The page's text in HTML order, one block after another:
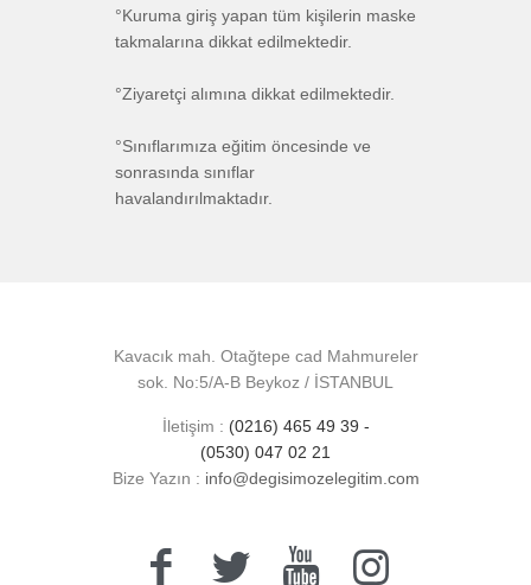
°Kuruma giriş yapan tüm kişilerin maske
takmalarına dikkat edilmektedir.
°Ziyaretçi alımına dikkat edilmektedir.
°Sınıflarımıza eğitim öncesinde ve
sonrasında sınıflar
havalandırılmaktadır.
Kavacık mah. Otağtepe cad Mahmureler
sok. No:5/A-B Beykoz / İSTANBUL
İletişim : (0216) 465 49 39 -
(0530) 047 02 21
Bize Yazın : info@degisimozelegitim.com